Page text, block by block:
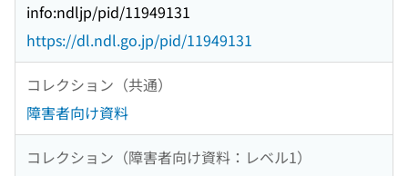
info:ndljp/pid/11949131
https://dl.ndl.go.jp/pid/11949131
コレクション（共通）
障害者向け資料
コレクション（障害者向け資料：レベル1）